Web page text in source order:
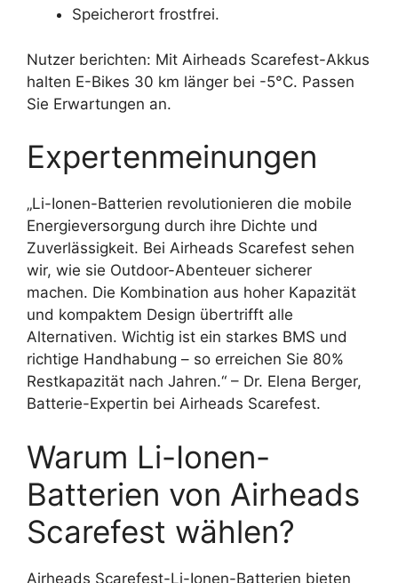
Speicherort frostfrei.
Nutzer berichten: Mit Airheads Scarefest-Akkus
halten E-Bikes 30 km länger bei -5°C. Passen
Sie Erwartungen an.
Expertenmeinungen
„Li-Ionen-Batterien revolutionieren die mobile
Energieversorgung durch ihre Dichte und
Zuverlässigkeit. Bei Airheads Scarefest sehen
wir, wie sie Outdoor-Abenteuer sicherer
machen. Die Kombination aus hoher Kapazität
und kompaktem Design übertrifft alle
Alternativen. Wichtig ist ein starkes BMS und
richtige Handhabung – so erreichen Sie 80%
Restkapazität nach Jahren.“ – Dr. Elena Berger,
Batterie-Expertin bei Airheads Scarefest.
Warum Li-Ionen-
Batterien von Airheads
Scarefest wählen?
Airheads Scarefest-Li-Ionen-Batterien bieten